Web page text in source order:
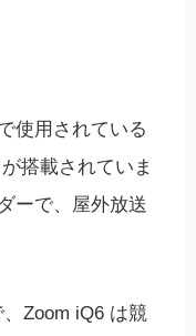
使用されている
搭載されていま
ーで、屋外放送
Zoom iQ6 は競